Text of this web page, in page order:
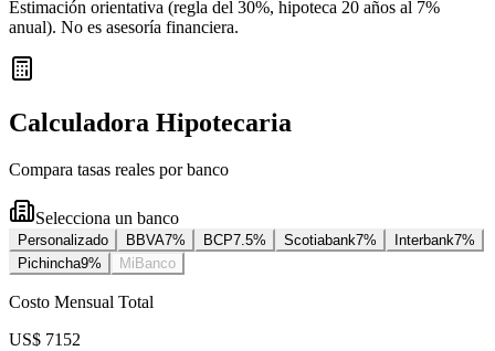
Estimación orientativa (regla del 30%, hipoteca 20 años al 7%
anual). No es asesoría financiera.
Calculadora Hipotecaria
Compara tasas reales por banco
Selecciona un banco
Personalizado BBVA7% BCP7.5% Scotiabank7% Interbank7%
Pichincha9% MiBanco
Costo Mensual Total
US$ 7152